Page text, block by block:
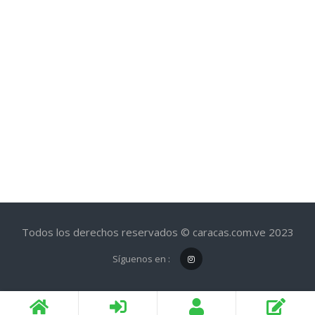
Todos los derechos reservados © caracas.com.ve 2023
Síguenos en :